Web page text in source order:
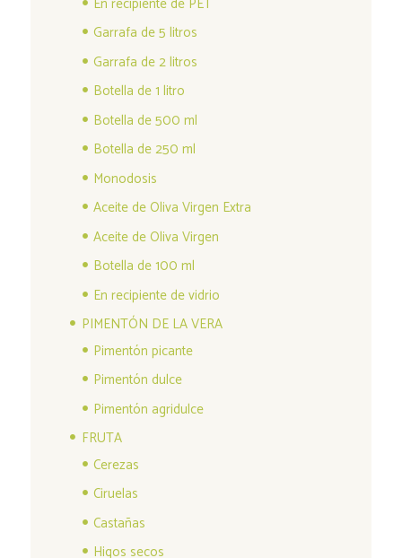
Garrafa de 5 litros
Garrafa de 2 litros
Botella de 1 litro
Botella de 500 ml
Botella de 250 ml
Monodosis
Aceite de Oliva Virgen Extra
Aceite de Oliva Virgen
Botella de 100 ml
En recipiente de vidrio
PIMENTÓN DE LA VERA
Pimentón picante
Pimentón dulce
Pimentón agridulce
FRUTA
Cerezas
Ciruelas
Castañas
Higos secos